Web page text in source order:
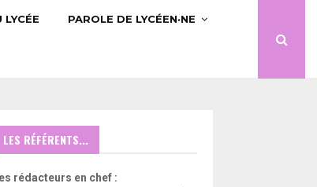
LYCÉE PAROLE DE LYCÉEN·NE
LES RÉFÉRENTS...
rédacteurs en chef :